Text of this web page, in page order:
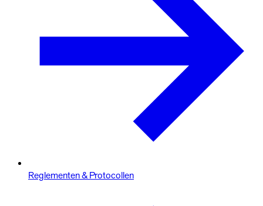
Reglementen & Protocollen